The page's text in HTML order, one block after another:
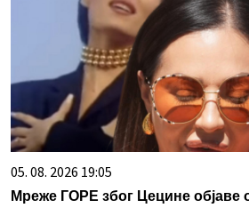
05. 08. 2026 19:05
Мреже ГОРЕ због Цецине објаве